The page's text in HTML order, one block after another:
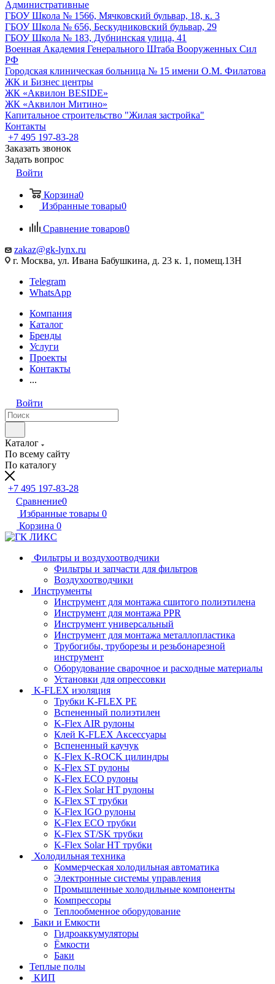
Административные
ГБОУ Школа № 1566, Мячковский бульвар, 18, к. 3
ГБОУ Школа № 656, Бескудниковский бульвар, 29
ГБОУ Школа № 183, Дубнинская улица, 41
Военная Академия Генерального Штаба Вооруженных Сил
РФ
Городская клиническая больница № 15 имени О.М. Филатова
ЖК и Бизнес центры
ЖК «Аквилон BESIDE»
ЖК «Аквилон Митино»
Капитальное строительство "Жилая застройка"
Контакты
+7 495 197-83-28
Заказать звонок
Задать вопрос
Войти
Корзина0
Избранные товары0
Сравнение товаров0
zakaz@gk-lynx.ru
г. Москва, ул. Ивана Бабушкина, д. 23 к. 1, помещ.13Н
Telegram
WhatsApp
Компания
Каталог
Бренды
Услуги
Проекты
Контакты
...
Войти
Каталог
По всему сайту
По каталогу
+7 495 197-83-28
Сравнение0
Избранные товары 0
Корзина 0
Фильтры и воздухоотводчики
Фильтры и запчасти для фильтров
Воздухоотводчики
Инструменты
Инструмент для монтажа сшитого полиэтилена
Инструмент для монтажа PPR
Инструмент универсальный
Инструмент для монтажа металлопластика
Трубогибы, труборезы и резьбонарезной
инструмент
Оборудование сварочное и расходные материалы
Установки для опрессовки
K-FLEX изоляция
Трубки K-FLEX PE
Вспененный полиэтилен
K-Flex AIR рулоны
Клей K-FLEX Аксессуары
Вспененный каучук
K-Flex K-ROCK цилиндры
K-Flex ST рулоны
K-Flex ECO рулоны
K-Flex Solar HT рулоны
K-Flex ST трубки
K-Flex IGO рулоны
K-Flex ECO трубки
K-Flex ST/SK трубки
K-Flex Solar HT трубки
Холодильная техника
Коммерческая холодильная автоматика
Электронные системы управления
Промышленные холодильные компоненты
Компрессоры
Теплообменное оборудование
Баки и Емкости
Гидроаккумуляторы
Ёмкости
Баки
Теплые полы
КИП